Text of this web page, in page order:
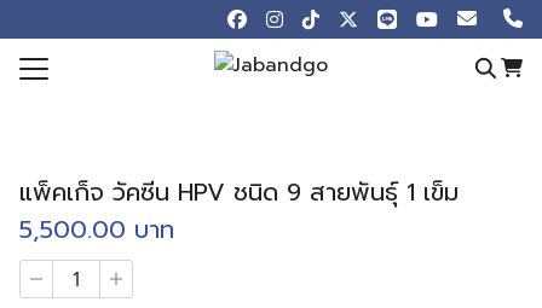
to
content
Online
แพ็คเก็จ วัคซีน HPV ชนิด 9 สายพันธุ์ 1 เข็ม
5,500.00 บาท
จำนวน
แพ็ค